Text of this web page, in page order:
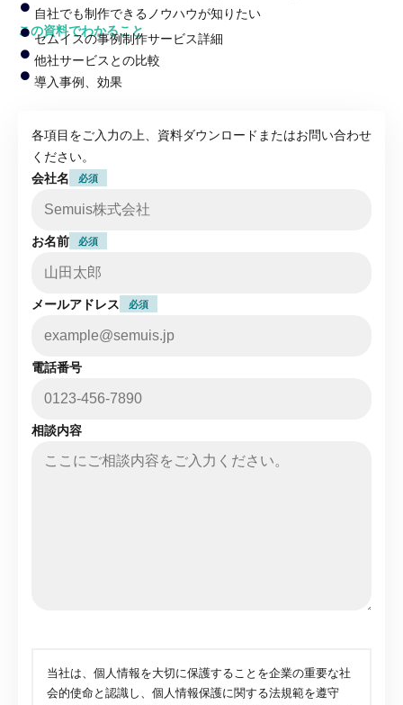
自社でも制作できるノウハウが知りたい
この資料でわかること
セムイスの事例制作サービス詳細
他社サービスとの比較
導入事例、効果
各項目をご入力の上、資料ダウンロードまたはお問い合わせ
ください。
会社名
必須
お名前 必須
メールアドレス 必須
電話番号
相談内容
当社は、個人情報を大切に保護することを企業の重要な社
会的使命と認識し、個人情報保護に関する法規範を遵守